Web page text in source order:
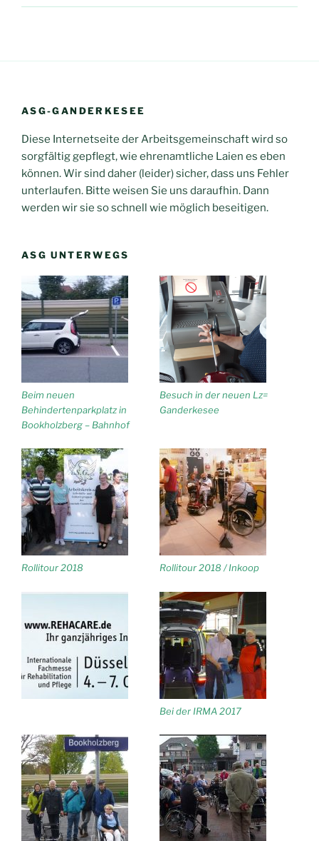
ASG-GANDERKESEE
Diese Internetseite der Arbeitsgemeinschaft wird so
sorgfältig gepflegt, wie ehrenamtliche Laien es eben
können. Wir sind daher (leider) sicher, dass uns Fehler
unterlaufen. Bitte weisen Sie uns daraufhin. Dann
werden wir sie so schnell wie möglich beseitigen.
ASG UNTERWEGS
Beim neuen
Behindertenparkplatz in
Bookholzberg – Bahnhof
Besuch in der neuen Lz=
Ganderkesee
Rollitour 2018 Rollitour 2018 / Inkoop
Bei der IRMA 2017